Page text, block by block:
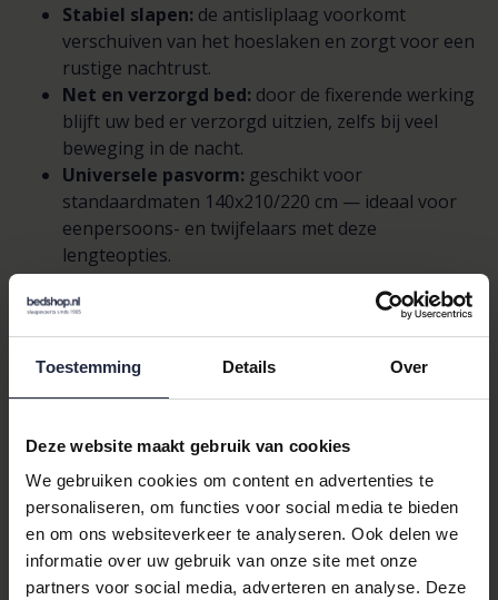
Toestemming Details Over
Deze website maakt gebruik van cookies
We gebruiken cookies om content en advertenties te
personaliseren, om functies voor social media te bieden
en om ons websiteverkeer te analyseren. Ook delen we
informatie over uw gebruik van onze site met onze
partners voor social media, adverteren en analyse. Deze
Stabiel slapen: de antisliplaag voorkomt
verschuiven van het hoeslaken en zorgt voor een
rustige nachtrust.
Net en verzorgd bed: door de fixerende werking
blijft uw bed er verzorgd uitzien, zelfs bij veel
beweging in de nacht.
Universele pasvorm: geschikt voor
standaardmaten 140x210/220 cm — ideaal voor
eenpersoons- en twijfelaars met deze
lengteopties.
Eenvoudig te combineren:werkt naadloos
samen met hoeslaken, molton en andere
matrasbeschermers uit ons assortiment.
Kwaliteit van Zwartz:vertrouwd vakmanschap
Productdetails & specificaties
Hier vindt u alle relevante informatie die u nodig heeft om een
weloverwogen keuze te maken. Dit is ook de plek waar u snel
ziet hoe dit matrasdek aansluit op andere producten uit ons
uitgebreide assortiment: